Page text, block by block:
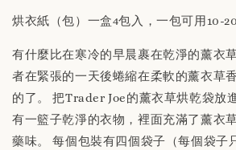
烘衣紙（包）一盒4包入，一包可用10-
有什麼比在寒冷的早晨裹在乾淨的薰衣
者在緊張的一天後蜷縮在柔軟的薰衣草
的了。 把Trader Joe的薰衣草烘乾袋放
有一籃子乾淨的衣物，裡面充滿了薰衣
藥味。 每個包裝有四個袋子（每個袋子